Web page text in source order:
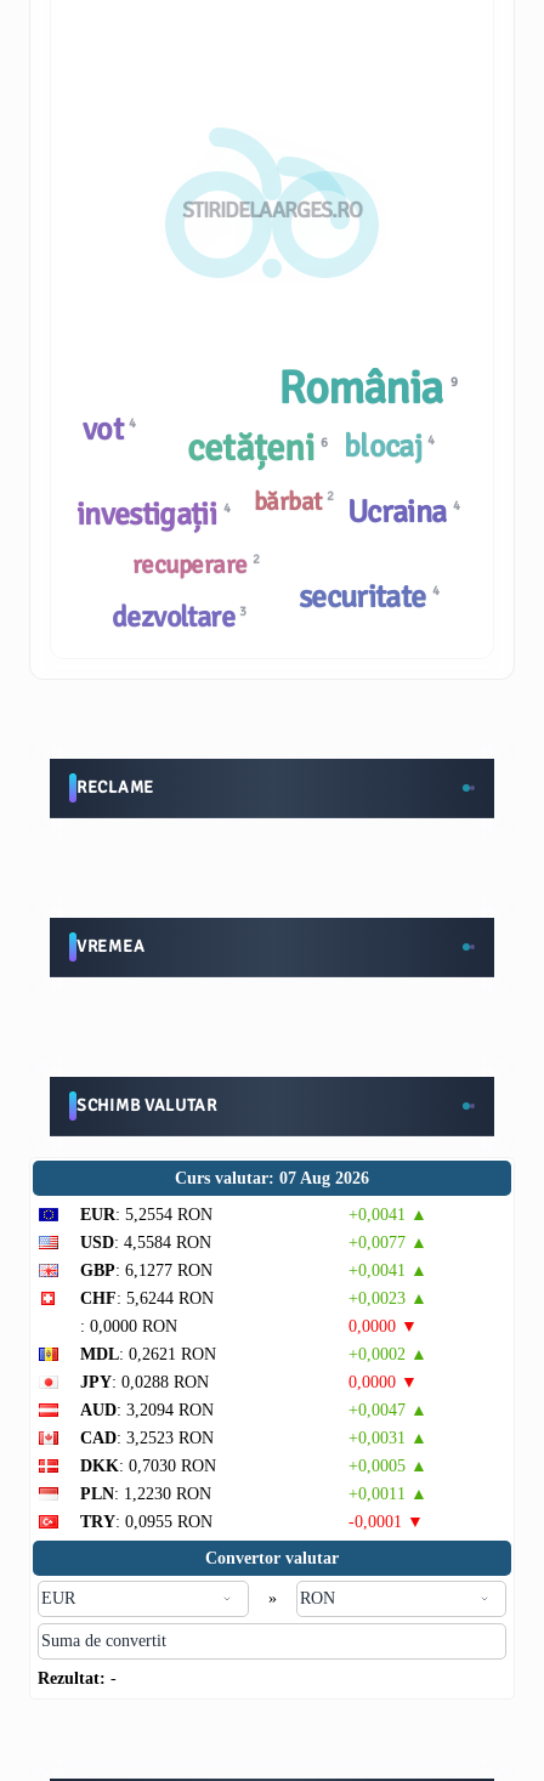
STIRIDELAARGES.RO
bărbat 2
recuperare 2
Ucraina 4
dezvoltare 3
România9
cetățeni6 blocaj4
investigații 4
vot4
securitate 4
RECLAME
VREMEA
SCHIMB VALUTAR
Curs valutar: 07 Aug 2026
EUR: 5,2554 RON
+0,0041 ▲
USD: 4,5584 RON
+0,0077 ▲
GBP: 6,1277 RON
+0,0041 ▲
CHF: 5,6244 RON
+0,0023 ▲
: 0,0000 RON
0,0000 ▼
MDL: 0,2621 RON
+0,0002 ▲
JPY: 0,0288 RON
0,0000 ▼
AUD: 3,2094 RON
+0,0047 ▲
CAD: 3,2523 RON
+0,0031 ▲
DKK: 0,7030 RON
+0,0005 ▲
PLN: 1,2230 RON
+0,0011 ▲
TRY: 0,0955 RON
-0,0001 ▼
Convertor valutar
»
Rezultat: -